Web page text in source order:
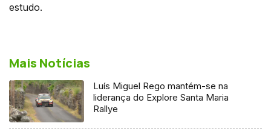
estudo.
Mais Notícias
Luís Miguel Rego mantém-se na
liderança do Explore Santa Maria
Rallye